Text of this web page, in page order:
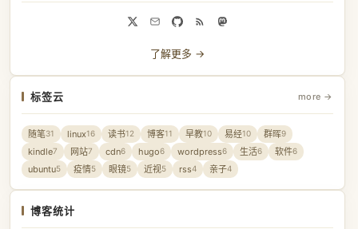
了解更多 →
标签云 more →
随笔31 linux16 读书12 博客11 早教10 易经10 群晖9
kindle7 网站7 cdn6 hugo6 wordpress6 生活6 软件6
ubuntu5 疫情5 眼镜5 近视5 rss4 亲子4
博客统计